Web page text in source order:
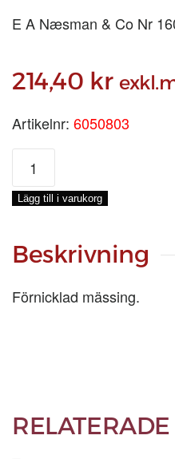
E A Næsman & Co Nr
214,40 kr
Artikelnr: 6050803
5080
FÖNSTERKLINKA
FÖRNICKLAD
M
mängd
Lägg till i varukorg
Beskrivning
Förnicklad mässing.